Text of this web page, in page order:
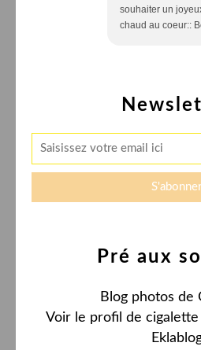
souhaiter un
chaud au coeur::
Pré aux
Blog photos de
Voir le profil de